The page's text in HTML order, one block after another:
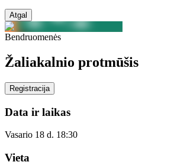
Atgal
Bendruomenės
Žaliakalnio protmūšis
Registracija
Data ir laikas
Vasario 18 d. 18:30
Vieta